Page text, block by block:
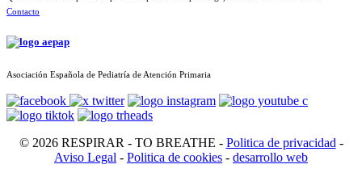
Contacto
Asociación Española de Pediatría de Atención Primaria
© 2026 RESPIRAR - TO BREATHE - Politica de privacidad -
Aviso Legal - Politica de cookies - desarrollo web